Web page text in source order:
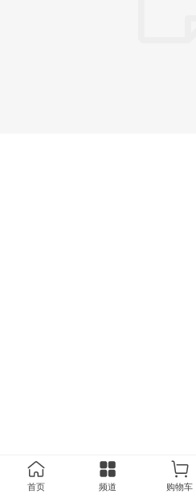
首页 频道 购物车